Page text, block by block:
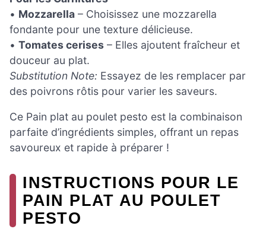
• Mozzarella – Choisissez une mozzarella
fondante pour une texture délicieuse.
• Tomates cerises – Elles ajoutent fraîcheur et
douceur au plat.
Substitution Note: Essayez de les remplacer par
des poivrons rôtis pour varier les saveurs.
Ce Pain plat au poulet pesto est la combinaison
parfaite d’ingrédients simples, offrant un repas
savoureux et rapide à préparer !
INSTRUCTIONS POUR LE
PAIN PLAT AU POULET
PESTO